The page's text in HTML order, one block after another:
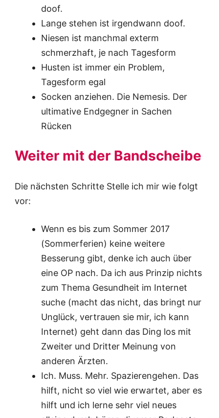
doof.
Lange stehen ist irgendwann doof.
Niesen ist manchmal exterm
schmerzhaft, je nach Tagesform
Husten ist immer ein Problem,
Tagesform egal
Socken anziehen. Die Nemesis. Der
ultimative Endgegner in Sachen
Rücken
Weiter mit der Bandscheibe
Die nächsten Schritte Stelle ich mir wie folgt
vor:
Wenn es bis zum Sommer 2017
(Sommerferien) keine weitere
Besserung gibt, denke ich auch über
eine OP nach. Da ich aus Prinzip nichts
zum Thema Gesundheit im Internet
suche (macht das nicht, das bringt nur
Unglück, vertrauen sie mir, ich kann
Internet) geht dann das Ding los mit
Zweiter und Dritter Meinung von
anderen Ärzten.
Ich. Muss. Mehr. Spazierengehen. Das
hilft, nicht so viel wie erwartet, aber es
hilft und ich lerne sehr viel neues